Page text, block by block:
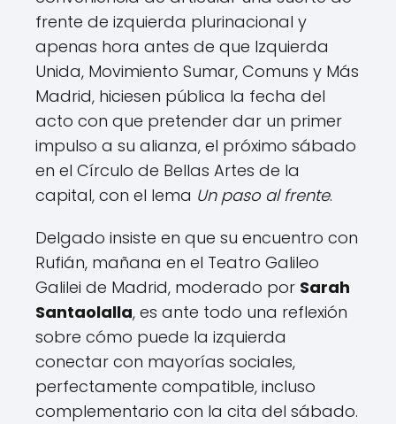
frente de izquierda plurinacional y
apenas hora antes de que Izquierda
Unida, Movimiento Sumar, Comuns y Más
Madrid, hiciesen pública la fecha del
acto con que pretender dar un primer
impulso a su alianza, el próximo sábado
en el Círculo de Bellas Artes de la
capital, con el lema Un paso al frente.
Delgado insiste en que su encuentro con
Rufián, mañana en el Teatro Galileo
Galilei de Madrid, moderado por Sarah
Santaolalla, es ante todo una reflexión
sobre cómo puede la izquierda
conectar con mayorías sociales,
perfectamente compatible, incluso
complementario con la cita del sábado.